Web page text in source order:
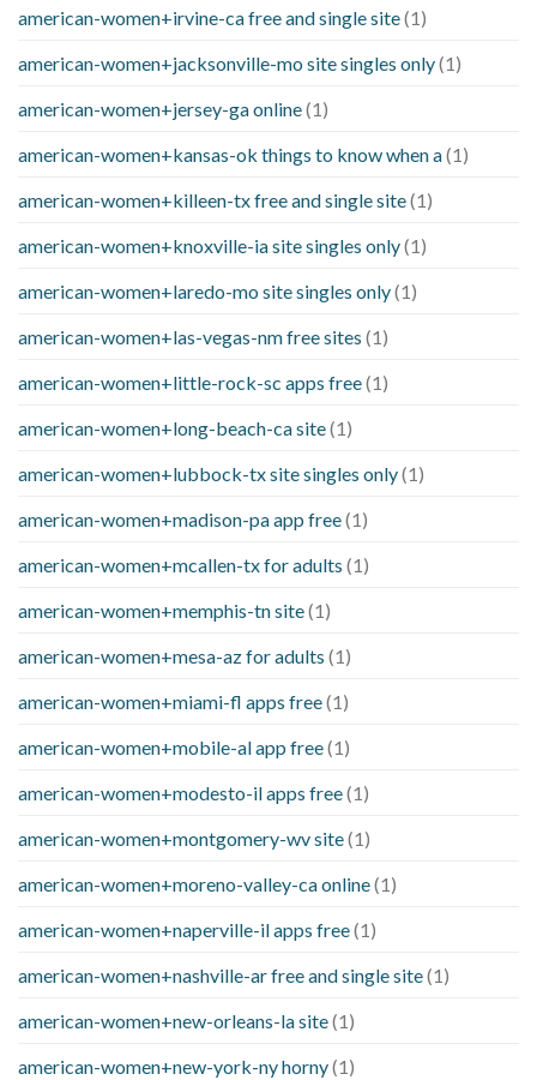
american-women+irvine-ca free and single site(1)
american-women+jacksonville-mo site singles only(1)
american-women+jersey-ga online(1)
american-women+kansas-ok things to know when a(1)
american-women+killeen-tx free and single site(1)
american-women+knoxville-ia site singles only(1)
american-women+laredo-mo site singles only(1)
american-women+las-vegas-nm free sites (1)
american-women+little-rock-sc apps free(1)
american-women+long-beach-ca site(1)
american-women+lubbock-tx site singles only(1)
american-women+madison-pa app free(1)
american-women+mcallen-tx for adults (1)
american-women+memphis-tn site(1)
american-women+mesa-az for adults (1)
american-women+miami-fl apps free(1)
american-women+mobile-al app free(1)
american-women+modesto-il apps free(1)
american-women+montgomery-wv site(1)
american-women+moreno-valley-ca online(1)
american-women+naperville-il apps free(1)
american-women+nashville-ar free and single site(1)
american-women+new-orleans-la site(1)
american-women+new-york-ny horny(1)